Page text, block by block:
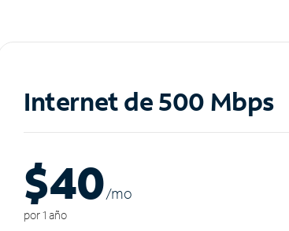
Internet de 500 Mbps
$40/mo
por 1 año